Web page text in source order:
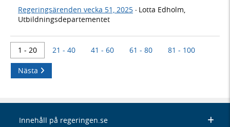
Regeringsärenden vecka 51, 2025 · Lotta Edholm,
Utbildningsdepartementet
1 - 20 21 - 40 41 - 60 61 - 80 81 - 100
Nästa
Innehåll på regeringen.se